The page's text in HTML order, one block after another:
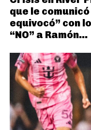
que le
equivocó” con
“NO” a Ramón...